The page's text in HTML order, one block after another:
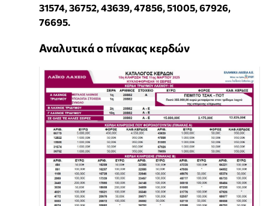
31574, 36752, 43639, 47856, 51005, 67926,
76695.
Αναλυτικά ο πίνακας κερδών